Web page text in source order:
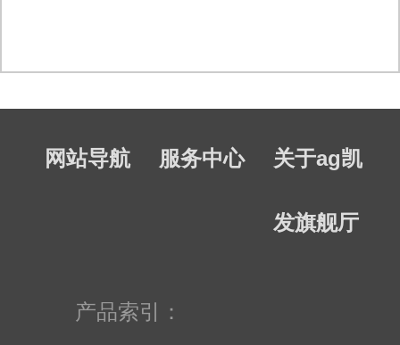
网站导航 服务中心 关于ag凯
发旗舰厅
产品索引：